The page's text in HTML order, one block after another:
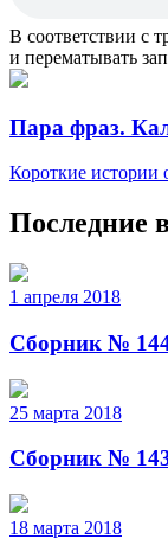
В соответствии с
и перематывать
Пара фраз.
Короткие истории
Последние
1 апреля 2018
Сборник №
25 марта 2018
Сборник №
18 марта 2018